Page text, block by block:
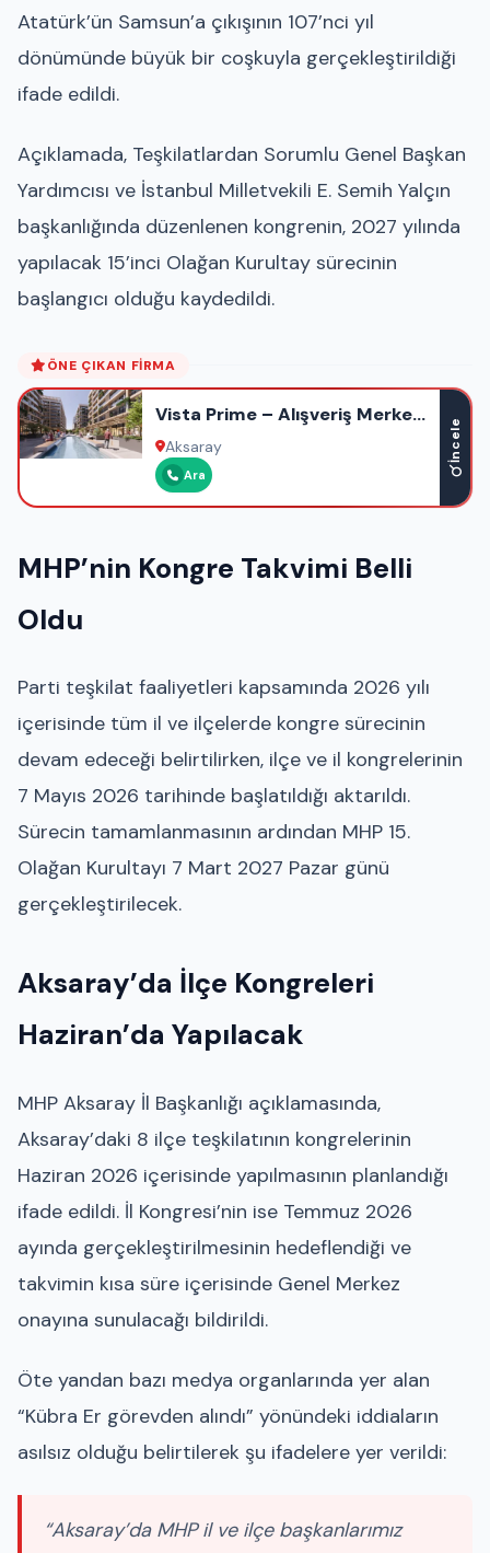
Atatürk’ün Samsun’a çıkışının 107’nci yıl
dönümünde büyük bir coşkuyla gerçekleştirildiği
ifade edildi.
Açıklamada, Teşkilatlardan Sorumlu Genel Başkan
Yardımcısı ve İstanbul Milletvekili E. Semih Yalçın
başkanlığında düzenlenen kongrenin, 2027 yılında
yapılacak 15’inci Olağan Kurultay sürecinin
başlangıcı olduğu kaydedildi.
ÖNE ÇIKAN FIRMA
Vista Prime – Alışveriş Merkezi
– Ofis – Otel – Rezidans
Aksaray
Ara
İncele
MHP’nin Kongre Takvimi Belli
Oldu
Parti teşkilat faaliyetleri kapsamında 2026 yılı
içerisinde tüm il ve ilçelerde kongre sürecinin
devam edeceği belirtilirken, ilçe ve il kongrelerinin
7 Mayıs 2026 tarihinde başlatıldığı aktarıldı.
Sürecin tamamlanmasının ardından MHP 15.
Olağan Kurultayı 7 Mart 2027 Pazar günü
gerçekleştirilecek.
Aksaray’da İlçe Kongreleri
Haziran’da Yapılacak
MHP Aksaray İl Başkanlığı açıklamasında,
Aksaray’daki 8 ilçe teşkilatının kongrelerinin
Haziran 2026 içerisinde yapılmasının planlandığı
ifade edildi. İl Kongresi’nin ise Temmuz 2026
ayında gerçekleştirilmesinin hedeflendiği ve
takvimin kısa süre içerisinde Genel Merkez
onayına sunulacağı bildirildi.
Öte yandan bazı medya organlarında yer alan
“Kübra Er görevden alındı” yönündeki iddiaların
asılsız olduğu belirtilerek şu ifadelere yer verildi:
“Aksaray’da MHP il ve ilçe başkanlarımız